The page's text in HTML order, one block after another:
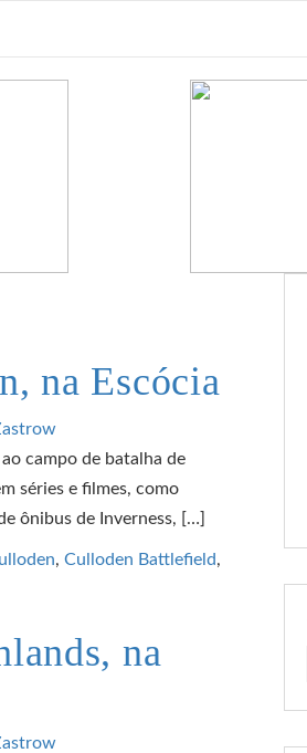
na Escócia
campo de batalha de
séries e filmes, como
ônibus de Inverness, […]
, Culloden Battlefield,
na